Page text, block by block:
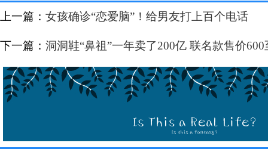
上一篇： 女孩确诊“恋爱脑”！给男友打上百个电话
下一篇： 洞洞鞋“鼻祖”一年卖了200亿 联名款售价600